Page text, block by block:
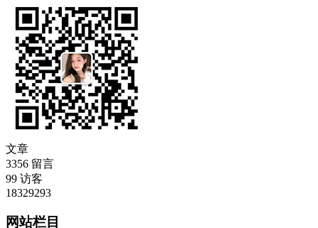
文章
3356 留言
99 访客
18329293
网站栏目